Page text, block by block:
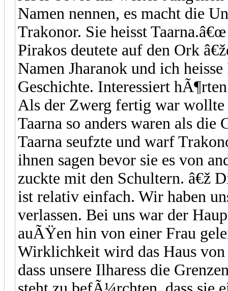
Namen nennen, es macht die
Trakonor. Sie heisst Taarna.â€œ
Pirakos deutete auf den Ork
Namen Jharanok und ich
Geschichte. Interessiert
Als der Zwerg fertig war
Taarna so anders waren als die
Taarna seufzte und warf
ihnen sagen bevor sie es von
zuckte mit den Schultern. â€ž
ist relativ einfach. Wir haben
verlassen. Bei uns war der
auÃŸen hin von einer Frau
Wirklichkeit wird das Haus
dass unsere Ilharess die